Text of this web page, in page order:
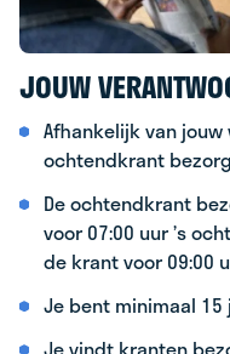
JOUW
Afhankelijk van
ochtendkrant
De ochtendkrant
voor 07:00 uur ’s
de krant voor 09:00
Je bent minimaal 15